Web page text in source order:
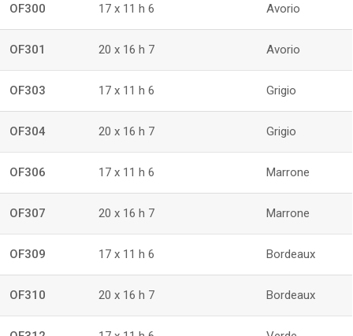
OF300 17 x 11 h 6 Avorio
OF301 20 x 16 h 7 Avorio
OF303 17 x 11 h 6 Grigio
OF304 20 x 16 h 7 Grigio
OF306 17 x 11 h 6 Marrone
OF307 20 x 16 h 7 Marrone
OF309 17 x 11 h 6 Bordeaux
OF310 20 x 16 h 7 Bordeaux